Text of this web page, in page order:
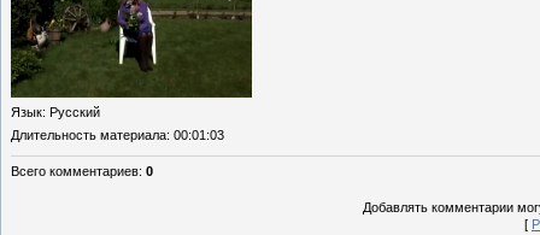
Язык: Русский
Длительность материала: 00:01:03
Всего комментариев: 0
Добавлять комментарии
[